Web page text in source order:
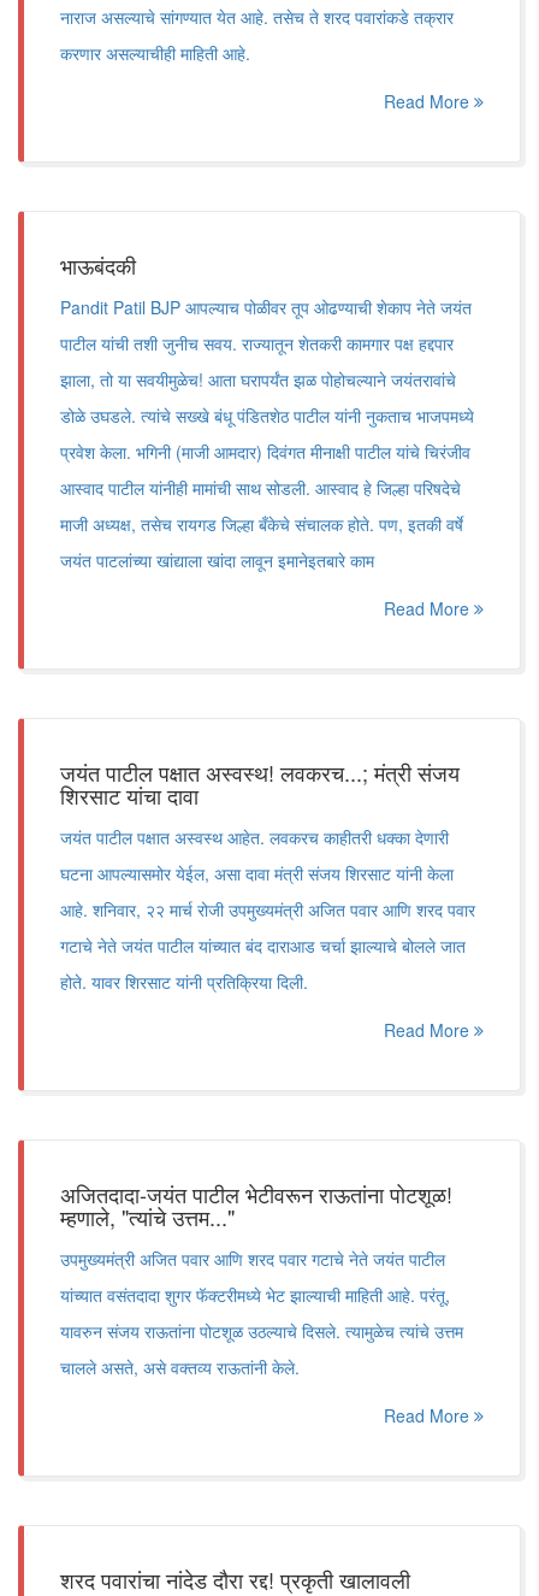
नाराज असल्याचे सांगण्यात येत आहे. तसेच ते शरद पवारांकडे तक्रार
करणार असल्याचीही माहिती आहे.
Read More
भाऊबंदकी
Pandit Patil BJP आपल्याच पोळीवर तूप ओढण्याची शेकाप नेते जयंत
पाटील यांची तशी जुनीच सवय. राज्यातून शेतकरी कामगार पक्ष हद्दपार
झाला, तो या सवयीमुळेच! आता घरापर्यंत झळ पोहोचल्याने जयंतरावांचे
डोळे उघडले. त्यांचे सख्खे बंधू पंडितशेठ पाटील यांनी नुकताच भाजपमध्ये
प्रवेश केला. भगिनी (माजी आमदार) दिवंगत मीनाक्षी पाटील यांचे चिरंजीव
आस्वाद पाटील यांनीही मामांची साथ सोडली. आस्वाद हे जिल्हा परिषदेचे
माजी अध्यक्ष, तसेच रायगड जिल्हा बँकेचे संचालक होते. पण, इतकी वर्षे
जयंत पाटलांच्या खांद्याला खांदा लावून इमानेइतबारे काम
Read More
जयंत पाटील पक्षात अस्वस्थ! लवकरच...; मंत्री संजय
शिरसाट यांचा दावा
जयंत पाटील पक्षात अस्वस्थ आहेत. लवकरच काहीतरी धक्का देणारी
घटना आपल्यासमोर येईल, असा दावा मंत्री संजय शिरसाट यांनी केला
आहे. शनिवार, २२ मार्च रोजी उपमुख्यमंत्री अजित पवार आणि शरद पवार
गटाचे नेते जयंत पाटील यांच्यात बंद दाराआड चर्चा झाल्याचे बोलले जात
होते. यावर शिरसाट यांनी प्रतिक्रिया दिली.
Read More
अजितदादा-जयंत पाटील भेटीवरून राऊतांना पोटशूळ!
म्हणाले, "त्यांचे उत्तम..."
उपमुख्यमंत्री अजित पवार आणि शरद पवार गटाचे नेते जयंत पाटील
यांच्यात वसंतदादा शुगर फॅक्टरीमध्ये भेट झाल्याची माहिती आहे. परंतू,
यावरुन संजय राऊतांना पोटशूळ उठल्याचे दिसले. त्यामुळेच त्यांचे उत्तम
चालले असते, असे वक्तव्य राऊतांनी केले.
Read More
शरद पवारांचा नांदेड दौरा रद्द! प्रकृती खालावली